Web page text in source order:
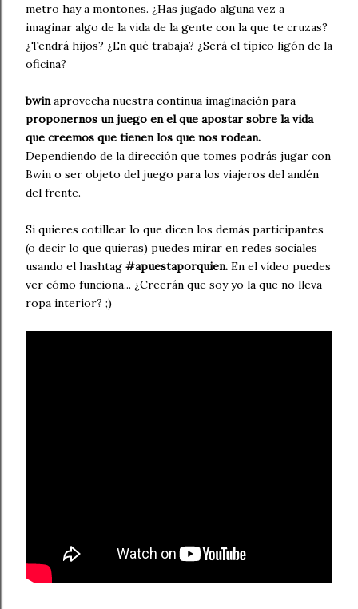
metro hay a montones. ¿Has jugado alguna vez a
imaginar algo de la vida de la gente con la que te cruzas?
¿Tendrá hijos? ¿En qué trabaja? ¿Será el típico ligón de la
oficina?
bwinaprovecha nuestra continua imaginación para
proponernos un juego en el que apostar sobre la vida
que creemos que tienen los que nos rodean.
Dependiendo de la dirección que tomes podrás jugar con
Bwin o ser objeto del juego para los viajeros del andén
del frente.
Si quieres cotillear lo que dicen los demás participantes
(o decir lo que quieras) puedes mirar en redes sociales
usando el hashtag #apuestaporquien. En el vídeo puedes
ver cómo funciona... ¿Creerán que soy yo la que no lleva
ropa interior? ;)